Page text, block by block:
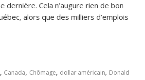
dernière. Cela n’augure rien de bon
alors que des milliers d’emplois
, Canada, Chômage, dollar américain, Donald